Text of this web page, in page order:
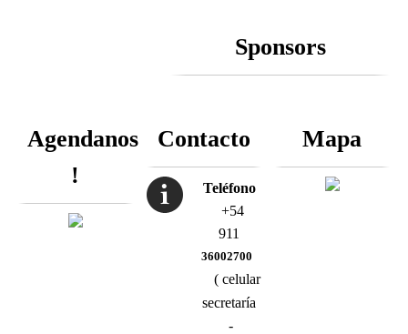
Sponsors
Agendanos
!
Contacto
Teléfono
+54
911
36002700
( celular
secretaría
-
Mapa